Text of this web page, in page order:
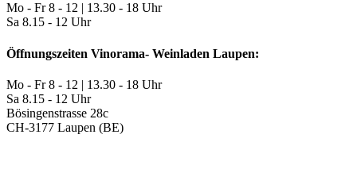
Mo - Fr8 - 12 | 13.30 - 18 Uhr
Sa 8.15 - 12 Uhr
Öffnungszeiten Vinorama- Weinladen Laupen:
Mo - Fr8 - 12 | 13.30 - 18 Uhr
Sa 8.15 - 12 Uhr
Bösingenstrasse 28c
CH-3177 Laupen (BE)